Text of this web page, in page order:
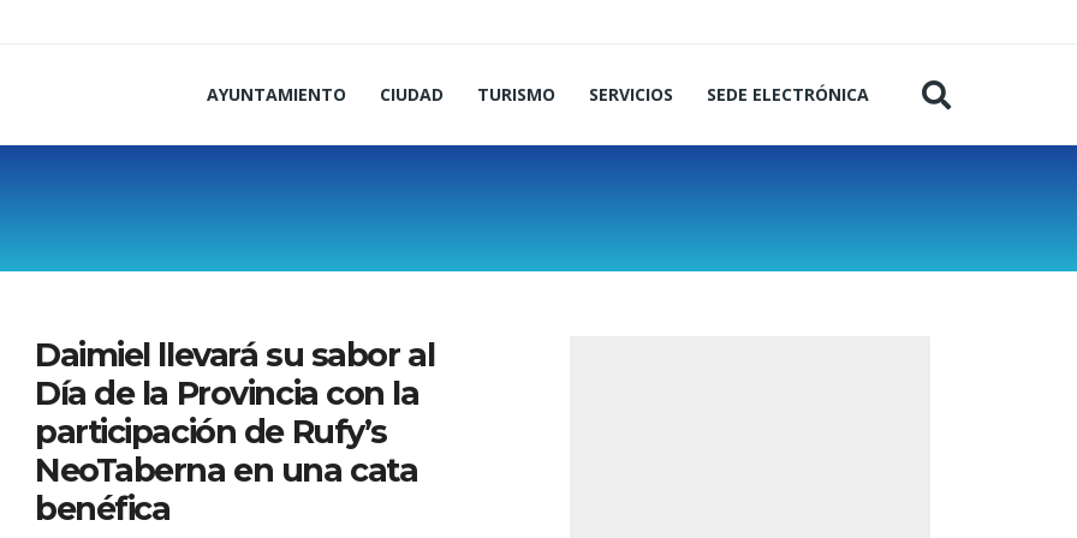
AYUNTAMIENTO CIUDAD TURISMO SERVICIOS SEDE ELECTRÓNICA
Daimiel llevará su sabor al
Día de la Provincia con la
participación de Rufy’s
NeoTaberna en una cata
benéfica